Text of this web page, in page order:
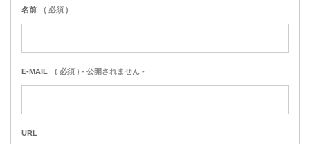
名前 ( 必須 )
E-MAIL ( 必須 ) - 公開されません -
URL